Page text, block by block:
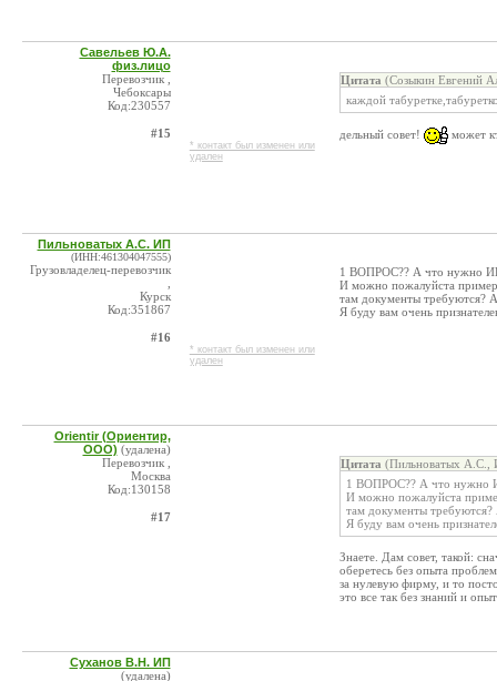
Савельев Ю.А.
физ.лицо
Перевозчик ,
Чебоксары
Код:230557
#15
* контакт был изменен или
удален
Цитата (Созыкин Евгений
каждой
дельный совет! может
Пильноватых А.С. ИП
(ИНН:461304047555)
Грузовладелец-перевозчик
Курск
Код:351867
#16
* контакт был изменен или
удален
1 ВОПРОС?? А что нужно ИП
И можно пожалуйста
там документы требуются?
Я буду вам очень
Orientir (Ориентир,
ООО) (удалена)
Перевозчик ,
Москва
Код:130158
#17
Цитата (Пильноватых А.С.,
1 ВОПРОС?? А что нужно
И можно пожалуйста
там документы
Я буду вам очень
Знаете. Дам совет, такой:
оберетесь без опыта
за нулевую фирму, и то
это все так без знаний и
Суханов В.Н. ИП
(удалена)